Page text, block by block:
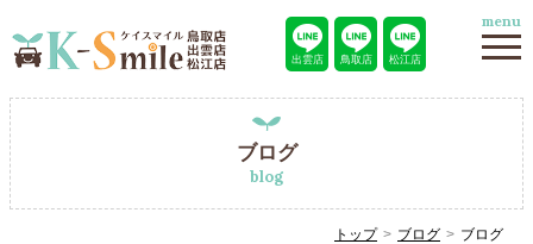
出雲店 鳥取店 松江店
menu
ブログ
blog
トップ ブログ ブログ